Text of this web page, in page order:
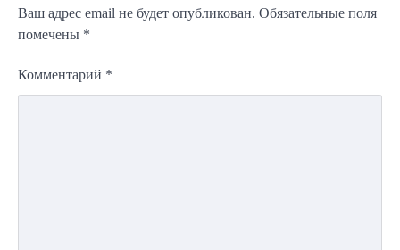
Ваш адрес email не будет опубликован. Обязательные поля
помечены *
Комментарий *